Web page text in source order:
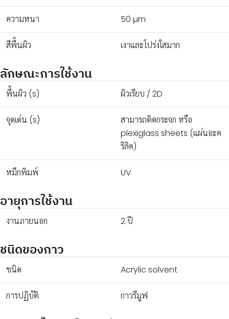
ความหนา 50 µm
สีพื้นผิว เงาและโปร่งใสมาก
ลักษณะการใช้งาน
พื้นผิว (s) ผิวเรียบ / 2D
จุดเด่น (s)
สามารถติดกระจก หรือ
plexiglass sheets (แผ่นอะค
ริลิค)
หมึกพิมพ์ UV
อายุการใช้งาน
งานภายนอก 2 ปี
ชนิดของกาว
ชนิด Acrylic solvent
การปฏิบัติ กาวรีมูฟ